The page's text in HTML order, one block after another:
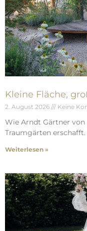
Kleine Fläche,
2. August 2026 Keine
Wie Arndt Gärtner von
Traumgärten erschafft.
Weiterlesen »